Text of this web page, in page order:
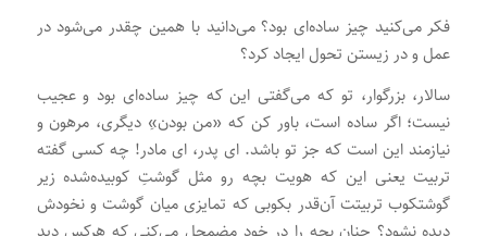
فکر می‌کنید چیز ساده‌ای بود؟ می‌دانید با همین چقدر می‌شود در
عمل و در زیستن تحول ایجاد کرد؟
سالار، بزرگوار، تو که می‌گفتی این که چیز ساده‌ای بود و عجیب
نیست؛ اگر ساده است، باور کن که «من بودن»ِ دیگری، مرهون و
نیازمند این است که جز تو باشد. ای پدر، ای مادر! چه کسی گفته
تربیت یعنی این که هویت بچه رو مثل گوشتِ کوبیده‌شده زیر
گوشتکوب تربیتت آن‌قدر بکوبی که تمایزی میان گوشت و نخودش